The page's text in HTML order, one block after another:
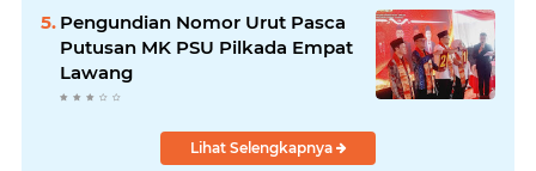
Pengundian Nomor Urut Pasca
Putusan MK PSU Pilkada Empat
Lawang
Lihat Selengkapnya